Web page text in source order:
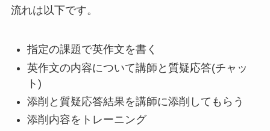
流れは以下です。
指定の課題で英作文を書く
英作文の内容について講師と質疑応答(チャッ
ト)
添削と質疑応答結果を講師に添削してもらう
添削内容をトレーニング